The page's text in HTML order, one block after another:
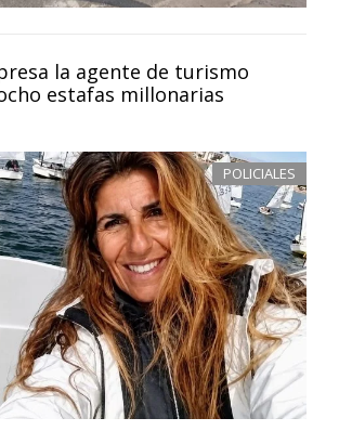
la agente de turismo
estafas millonarias
POLICIALES